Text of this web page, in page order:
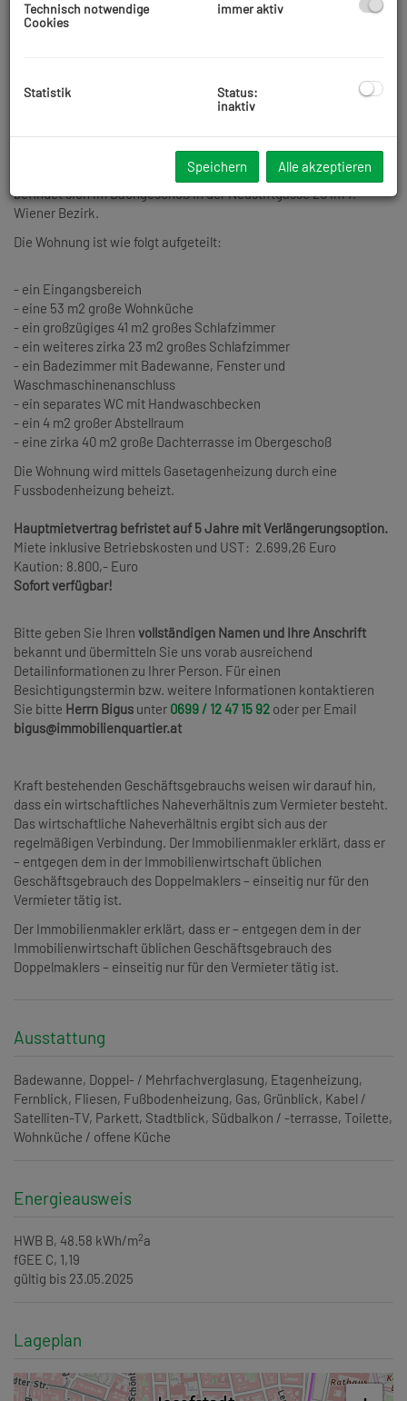
Beschreibung
Zur Vermietung steht eine gepflegte 140 m2 große Drei-Zimmer-
Dachgeschoßwohnung mit einer 40 m2 großen Dachterrasse im
Obergeschoß begehbar durch eine Treppe. Die Mietwohnung
befindet sich im Dachgeschoß in der Neustiftgasse 20 im 7.
Wiener Bezirk.
Die Wohnung ist wie folgt aufgeteilt:
- ein Eingangsbereich
- eine 53 m2 große Wohnküche
- ein großzügiges 41 m2 großes Schlafzimmer
- ein weiteres zirka 23 m2 großes Schlafzimmer
- ein Badezimmer mit Badewanne, Fenster und
Waschmaschinenanschluss
- ein separates WC mit Handwaschbecken
- ein 4 m2 großer Abstellraum
- eine zirka 40 m2 große Dachterrasse im Obergeschoß
Die Wohnung wird mittels Gasetagenheizung durch eine
Fussbodenheizung beheizt.
Hauptmietvertrag befristet auf 5 Jahre mit Verlängerungsoption.
Miete inklusive Betriebskosten und UST: 2.699,26 Euro
Kaution: 8.800,- Euro
Sofort verfügbar!
Bitte geben Sie Ihren vollständigen Namen und Ihre Anschrift
bekannt und übermitteln Sie uns vorab ausreichend
Detailinformationen zu Ihrer Person. Für einen
Besichtigungstermin bzw. weitere Informationen kontaktieren
Sie bitte Herrn Bigus unter 0699 / 12 47 15 92 oder per Email
bigus@immobilienquartier.at
Kraft bestehenden Geschäftsgebrauchs weisen wir darauf hin,
dass ein wirtschaftliches Naheverhältnis zum Vermieter besteht.
Das wirtschaftliche Naheverhältnis ergibt sich aus der
regelmäßigen Verbindung. Der Immobilienmakler erklärt, dass er
– entgegen dem in der Immobilienwirtschaft üblichen
Geschäftsgebrauch des Doppelmaklers – einseitig nur für den
Vermieter tätig ist.
Der Immobilienmakler erklärt, dass er – entgegen dem in der
Immobilienwirtschaft üblichen Geschäftsgebrauch des
Doppelmaklers – einseitig nur für den Vermieter tätig ist.
Ausstattung
Badewanne Doppel- / Mehrfachverglasung Etagenheizung
Fernblick Fliesen Fußbodenheizung Gas Grünblick Kabel /
Satelliten-TV Parkett Stadtblick Südbalkon / -terrasse Toilette
Wohnküche / offene Küche
Energieausweis
HWB B, 48.58 kWh/m2a
fGEE C, 1,19
gültig bis 23.05.2025
Lageplan
Technisch notwendige
Cookies
immer aktiv
Statistik
Status:
inaktiv
Speichern Alle akzeptieren